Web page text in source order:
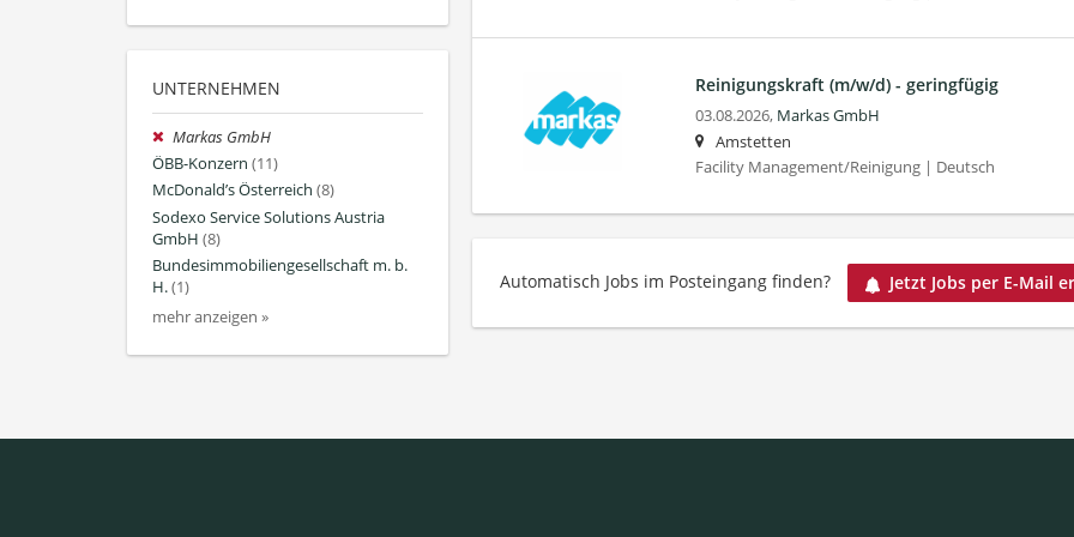
UNTERNEHMEN
Markas GmbH
ÖBB-Konzern (11)
McDonald’s Österreich (8)
Sodexo Service Solutions Austria
GmbH (8)
Bundesimmobiliengesellschaft m. b.
H.(1)
mehr anzeigen »
Reinigungskraft (m/w/d) - geringfügig
03.08.2026, Markas GmbH
Amstetten
Facility Management/Reinigung | Deutsch
Automatisch Jobs im Posteingang finden? Jetzt Jobs per E-Mail